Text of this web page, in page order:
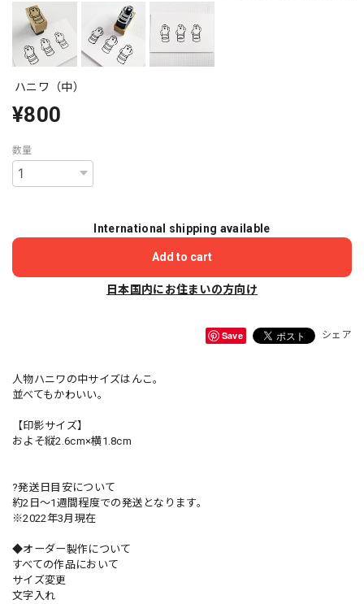
ハニワ（中）
¥800
数量
International shipping available
Add to cart
日本国内にお住まいの方向け
Save シェア
人物ハニワの中サイズはんこ。
並べてもかわいい。
【印影サイズ】
およそ縦2.6cm×横1.8cm
?発送日目安について
約2日〜1週間程度での発送となります。
※2022年3月現在
◆オーダー製作について
すべての作品において
サイズ変更
文字入れ